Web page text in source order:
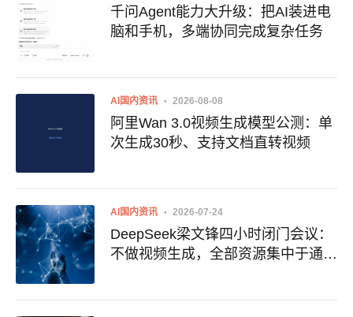
千问Agent能力大升级：把AI装进电
脑和手机，多端协同完成复杂任务
AI国内资讯 2026-08-08
阿里Wan 3.0视频生成模型公测：单
次生成30秒、支持文档直转视频
AI国内资讯 2026-07-24
DeepSeek梁文锋四小时闭门会议：
不做视频生成，全部资源集中于通往